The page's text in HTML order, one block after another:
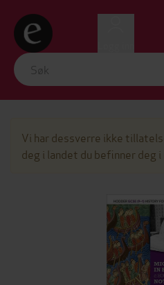
Vi har dessverre ikke
deg i landet du befinner deg i